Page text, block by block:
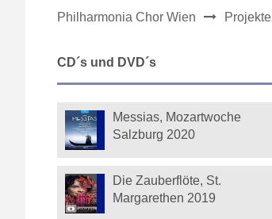
Philharmonia Chor Wien Projekte
CD´s und DVD´s
Messias, Mozartwoche
Salzburg 2020
Die Zauberflöte, St.
Margarethen 2019